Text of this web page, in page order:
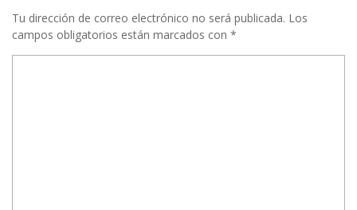
Tu dirección de correo electrónico no será publicada. Los
campos obligatorios están marcados con *